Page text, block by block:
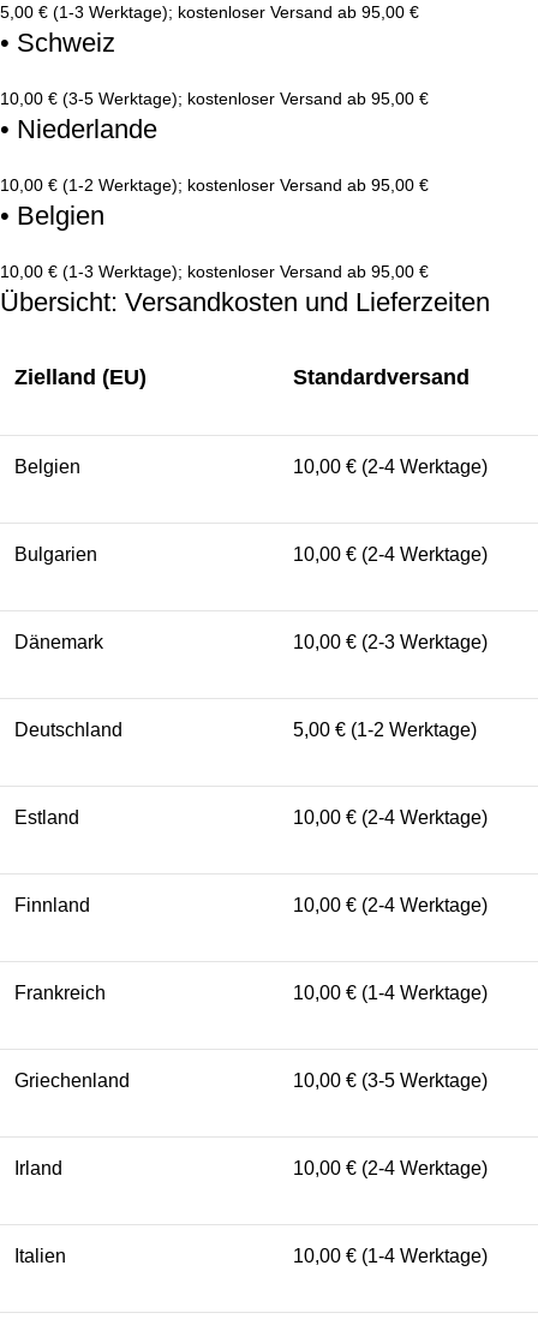
5,00 € (1-3 Werktage); kostenloser Versand ab 95,00 €
• Schweiz
10,00 € (3-5 Werktage); kostenloser Versand ab 95,00 €
• Niederlande
10,00 € (1-2 Werktage); kostenloser Versand ab 95,00 €
• Belgien
10,00 € (1-3 Werktage); kostenloser Versand ab 95,00 €
Übersicht: Versandkosten und Lieferzeiten
Zielland (EU) Standardversand
Belgien 10,00 € (2-4 Werktage)
Bulgarien 10,00 € (2-4 Werktage)
Dänemark 10,00 € (2-3 Werktage)
Deutschland 5,00 € (1-2 Werktage)
Estland 10,00 € (2-4 Werktage)
Finnland 10,00 € (2-4 Werktage)
Frankreich 10,00 € (1-4 Werktage)
Griechenland 10,00 € (3-5 Werktage)
Irland 10,00 € (2-4 Werktage)
Italien 10,00 € (1-4 Werktage)